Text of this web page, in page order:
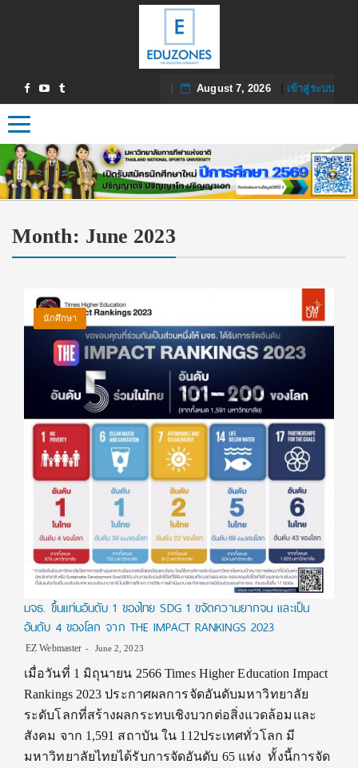
August 7, 2026| เข้าสู่ระบบ
Toggle navigation
Month: June 2023
นักศึกษา
มจธ. ขึ้นแท่นอันดับ 1 ของไทย SDG 1 ขจัดความยากจน และเป็น
อันดับ 4 ของโลก จาก THE IMPACT RANKINGS 2023
EZ Webmaster June 2, 2023
เมื่อวันที่ 1 มิถุนายน 2566 Times Higher Education Impact
Rankings 2023 ประกาศผลการจัดอันดับมหาวิทยาลัย
ระดับโลกที่สร้างผลกระทบเชิงบวกต่อสิ่งแวดล้อมและ
สังคม จาก 1,591 สถาบัน ใน 112ประเทศทั่วโลก มี
มหาวิทยาลัยไทยได้รับการจัดอันดับ 65 แห่ง ทั้งนี้การจัด